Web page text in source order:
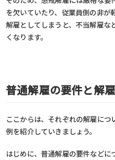
を欠いていたり、従業員側の非
解雇としてしまうと、不当解雇な
くなります。
普通解雇の要件と解
ここからは、それぞれの解雇に
例を紹介していきましょう。
はじめに、普通解雇の要件などに